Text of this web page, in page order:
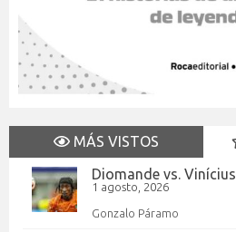
MÁS VISTOS
Diomande vs. Vinícius
1 agosto, 2026
Gonzalo Páramo